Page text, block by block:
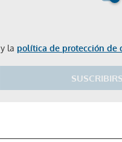
y la política de protección de
Gracias por suscribirte